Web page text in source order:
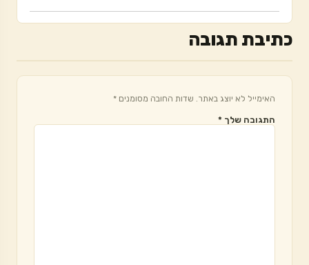
כתיבת תגובה
האימייל לא יוצג באתר. שדות החובה מסומנים *
התגובה שלך *